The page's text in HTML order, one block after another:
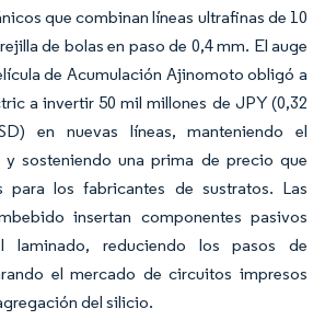
que combinan líneas ultrafinas de 10
de bolas en paso de 0,4 mm. El auge
de Acumulación Ajinomoto obligó a
a invertir 50 mil millones de JPY (0,32
en nuevas líneas, manteniendo el
sosteniendo una prima de precio que
para los fabricantes de sustratos. Las
insertan componentes pasivos
laminado, reduciendo los pasos de
el mercado de circuitos impresos
del silicio.